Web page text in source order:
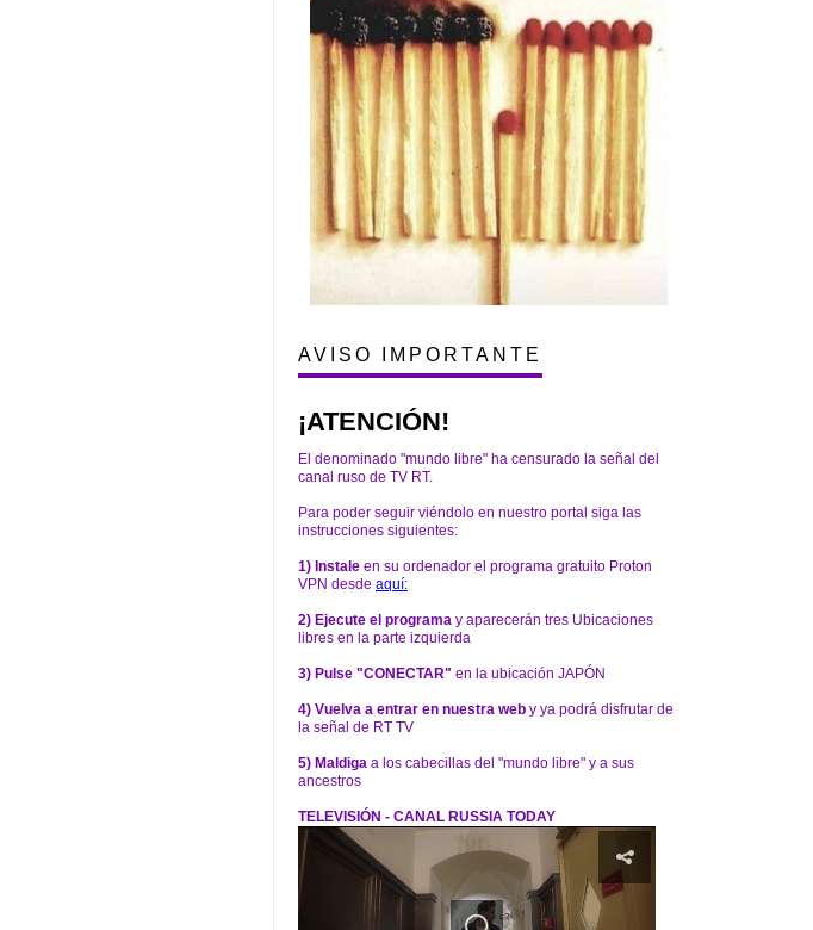
AVISO IMPORTANTE
¡ATENCIÓN!
El denominado "mundo libre" ha censurado la señal del
canal ruso de TV RT.
Para poder seguir viéndolo en nuestro portal siga las
instrucciones siguientes:
1) Instale en su ordenador el programa gratuito Proton
VPN desde aquí:
2) Ejecute el programa y aparecerán tres Ubicaciones
libres en la parte izquierda
3) Pulse "CONECTAR" en la ubicación JAPÓN
4) Vuelva a entrar en nuestra web y ya podrá disfrutar de
la señal de RT TV
5) Maldiga a los cabecillas del "mundo libre" y a sus
ancestros
TELEVISIÓN - CANAL RUSSIA TODAY